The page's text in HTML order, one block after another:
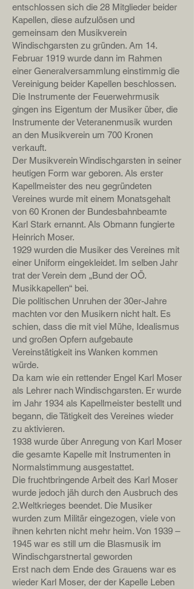
entschlossen sich die 28 Mitglieder beider
Kapellen, diese aufzulösen und
gemeinsam den Musikverein
Windischgarsten zu gründen. Am 14.
Februar 1919 wurde dann im Rahmen
einer Generalversammlung einstimmig die
Vereinigung beider Kapellen beschlossen.
Die Instrumente der Feuerwehrmusik
gingen ins Eigentum der Musiker über, die
Instrumente der Veteranenmusik wurden
an den Musikverein um 700 Kronen
verkauft.
Der Musikverein Windischgarsten in seiner
heutigen Form war geboren. Als erster
Kapellmeister des neu gegründeten
Vereines wurde mit einem Monatsgehalt
von 60 Kronen der Bundesbahnbeamte
Karl Stark ernannt. Als Obmann fungierte
Heinrich Moser.
1929 wurden die Musiker des Vereines mit
einer Uniform eingekleidet. Im selben Jahr
trat der Verein dem „Bund der OÖ.
Musikkapellen“ bei.
Die politischen Unruhen der 30er-Jahre
machten vor den Musikern nicht halt. Es
schien, dass die mit viel Mühe, Idealismus
und großen Opfern aufgebaute
Vereinstätigkeit ins Wanken kommen
würde.
Da kam wie ein rettender Engel Karl Moser
als Lehrer nach Windischgarsten. Er wurde
im Jahr 1934 als Kapellmeister bestellt und
begann, die Tätigkeit des Vereines wieder
zu aktivieren.
1938 wurde über Anregung von Karl Moser
die gesamte Kapelle mit Instrumenten in
Normalstimmung ausgestattet.
Die fruchtbringende Arbeit des Karl Moser
wurde jedoch jäh durch den Ausbruch des
2.Weltkrieges beendet. Die Musiker
wurden zum Militär eingezogen, viele von
ihnen kehrten nicht mehr heim. Von 1939 –
1945 war es still um die Blasmusik im
Windischgarstnertal geworden
Erst nach dem Ende des Grauens war es
wieder Karl Moser, der der Kapelle Leben